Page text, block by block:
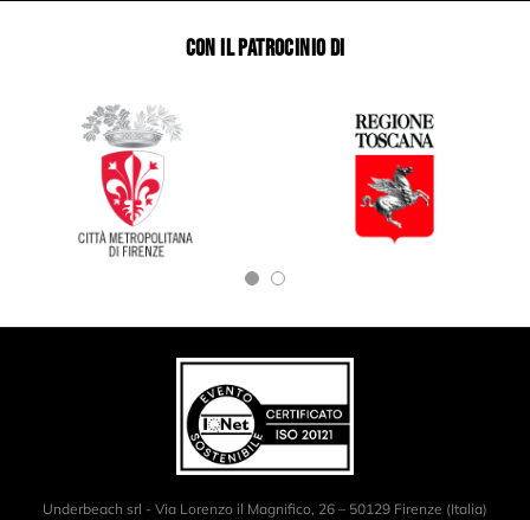
CON IL PATROCINIO DI
Underbeach srl - Via Lorenzo il Magnifico, 26 – 50129 Firenze (Italia)